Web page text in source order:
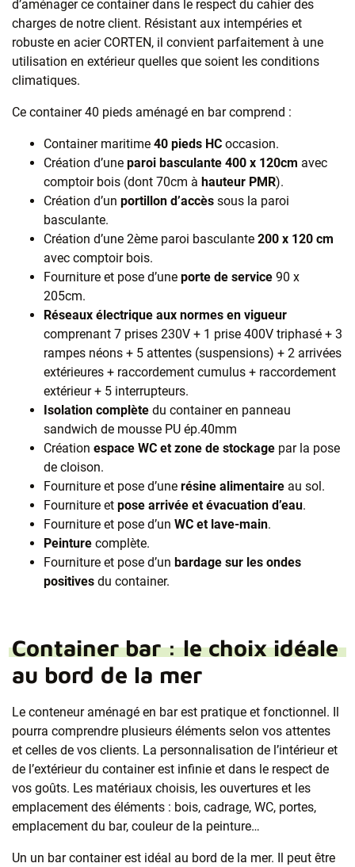
d’aménager ce container dans le respect du cahier des
charges de notre client. Résistant aux intempéries et
robuste en acier CORTEN, il convient parfaitement à une
utilisation en extérieur quelles que soient les conditions
climatiques.
Ce container 40 pieds aménagé en bar comprend :
Container maritime 40 pieds HC occasion.​
Création d’une paroi basculante 400 x 120cm avec
comptoir bois (dont 70cm à hauteur PMR).​
Création d’un portillon d’accès sous la paroi
basculante.​
Création d’une 2ème paroi basculante 200 x 120 cm
avec comptoir bois.​
Fourniture et pose d’une porte de service 90 x
205cm.​
Réseaux électrique aux normes en vigueur
comprenant 7 prises 230V + 1 prise 400V triphasé + 3
rampes néons + 5 attentes (suspensions) + 2 arrivées
extérieures + raccordement cumulus + raccordement
extérieur + 5 interrupteurs.​
Isolation complète du container en panneau
sandwich de mousse PU ép.40mm​
Création espace WC et zone de stockage par la pose
de cloison.​
Fourniture et pose d’une résine alimentaire au sol.​
Fourniture et pose arrivée et évacuation d’eau.​
Fourniture et pose d’un WC et lave-main.​
Peinture complète.​
Fourniture et pose d’un bardage sur les ondes
positives du container.​
Container bar : le choix idéale
au bord de la mer
Le conteneur aménagé en bar est pratique et fonctionnel. Il
pourra comprendre plusieurs éléments selon vos attentes
et celles de vos clients. La personnalisation de l’intérieur et
de l’extérieur du container est infinie et dans le respect de
vos goûts. Les matériaux choisis, les ouvertures et les
emplacement des éléments : bois, cadrage, WC, portes,
emplacement du bar, couleur de la peinture…
Un un bar container est idéal au bord de la mer. Il peut être